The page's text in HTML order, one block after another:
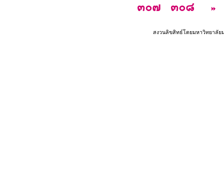
๓๐๗
๓๐๘
สงวนลิขสิทธ์โดยมหาวิทยาลั